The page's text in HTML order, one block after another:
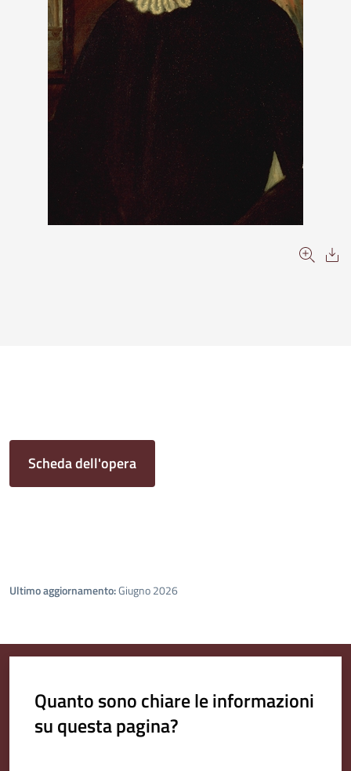
Scheda dell'opera
Ultimo aggiornamento:Giugno 2026
Quanto sono chiare le informazioni
su questa pagina?